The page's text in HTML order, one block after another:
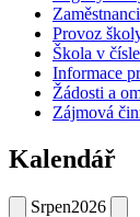
Zaměstnanci
Provoz
Škola v
Informace
Žádosti a
Zájmová
Kalendář
Srpen2026